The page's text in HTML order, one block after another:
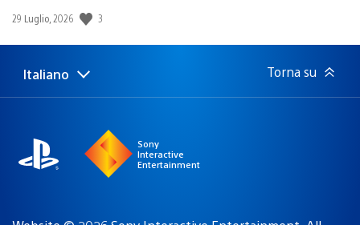
Data
pubblicazione:
29 Luglio, 2026 3
Seleziona
una
Regione
attuale:
Italiano Torna su
Sony
Interactive
Entertainment